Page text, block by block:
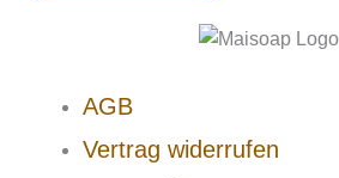
AGB
Vertrag widerrufen